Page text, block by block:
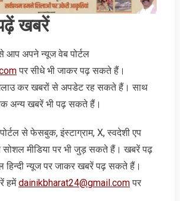
खबरें
आप अपने न्‍यूज वेब पोर्टल
पर सीधे भी जाकर पढ़ सकते हैं।
कर खबरों से अपडेट रह सकते हैं। साथ
अन्‍य खबरें भी पढ़ सकते हैं।
से फेसबुक, इंस्‍टाग्राम, X, स्‍वदेशी एप
सोशल मीडिया पर भी जुड़ सकते हैं। खबरें पढ़
न्‍यूज पर जाकर खबरें पढ़ सकते हैं।
हमेंdainikbharat24@gmail.comपर